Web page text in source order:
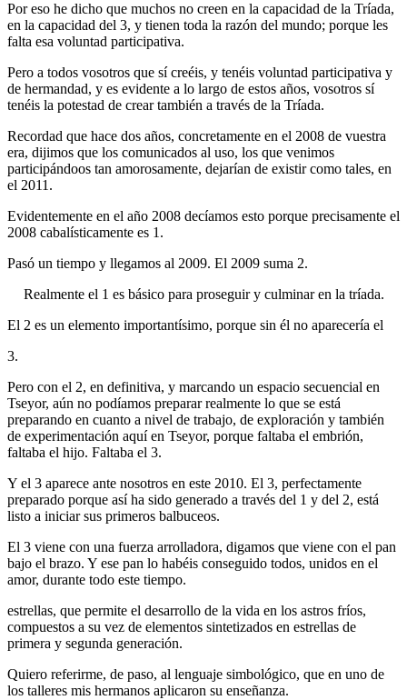
Por eso he dicho que muchos no creen en la capacidad de la Tríada,
en la capacidad del 3, y tienen toda la razón del mundo; porque les
falta esa voluntad participativa.
Pero a todos vosotros que sí creéis, y tenéis voluntad participativa y
de hermandad, y es evidente a lo largo de estos años, vosotros sí
tenéis la potestad de crear también a través de la Tríada.
Recordad que hace dos años, concretamente en el 2008 de vuestra
era, dijimos que los comunicados al uso, los que venimos
participándoos tan amorosamente, dejarían de existir como tales, en
el 2011.
Evidentemente en el año 2008 decíamos esto porque precisamente el
2008 cabalísticamente es 1.
Pasó un tiempo y llegamos al 2009. El 2009 suma 2.
Realmente el 1 es básico para proseguir y culminar en la tríada.
El 2 es un elemento importantísimo, porque sin él no aparecería el
3.
Pero con el 2, en definitiva, y marcando un espacio secuencial en
Tseyor, aún no podíamos preparar realmente lo que se está
preparando en cuanto a nivel de trabajo, de exploración y también
de experimentación aquí en Tseyor, porque faltaba el embrión,
faltaba el hijo. Faltaba el 3.
Y el 3 aparece ante nosotros en este 2010. El 3, perfectamente
preparado porque así ha sido generado a través del 1 y del 2, está
listo a iniciar sus primeros balbuceos.
El 3 viene con una fuerza arrolladora, digamos que viene con el pan
bajo el brazo. Y ese pan lo habéis conseguido todos, unidos en el
amor, durante todo este tiempo.
estrellas, que permite el desarrollo de la vida en los astros fríos,
compuestos a su vez de elementos sintetizados en estrellas de
primera y segunda generación.
Quiero referirme, de paso, al lenguaje simbológico, que en uno de
los talleres mis hermanos aplicaron su enseñanza.